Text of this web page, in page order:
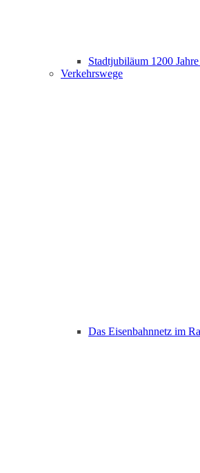
Stadtjubiläum 1200
Verkehrswege
Das Eisenbahnnetz im